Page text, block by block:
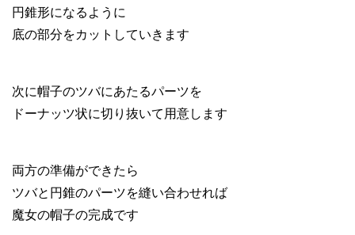
円錐形になるように
底の部分をカットしていきます
次に帽子のツバにあたるパーツを
ドーナッツ状に切り抜いて用意します
両方の準備ができたら
ツバと円錐のパーツを縫い合わせれば
魔女の帽子の完成です